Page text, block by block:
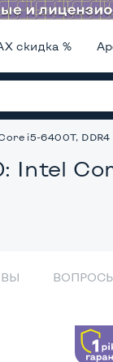
скидка %
i5-6400T,